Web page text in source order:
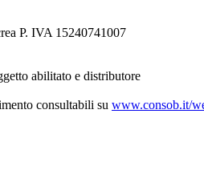
P. IVA 15240741007
abilitato e distributore
consultabili su www.consob.it/